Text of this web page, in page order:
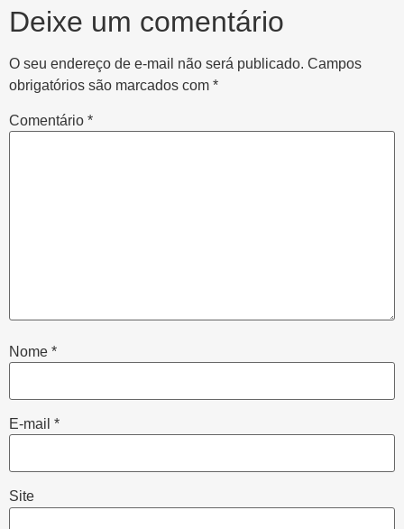
Deixe um comentário
O seu endereço de e-mail não será publicado. Campos
obrigatórios são marcados com *
Comentário *
Nome *
E-mail *
Site